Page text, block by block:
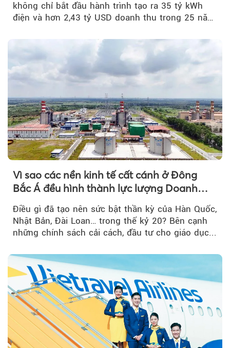
không chỉ bắt đầu hành trình tạo ra 35 tỷ kWh
điện và hơn 2,43 tỷ USD doanh thu trong 25 năm
Vì sao các nền kinh tế cất cánh ở Đông
Bắc Á đều hình thành lực lượng Doanh
Điều gì đã tạo nên sức bật thần kỳ của Hàn Quốc,
Nhật Bản, Đài Loan… trong thế kỷ 20? Bên cạnh
những chính sách cải cách, đầu tư cho giáo dục...